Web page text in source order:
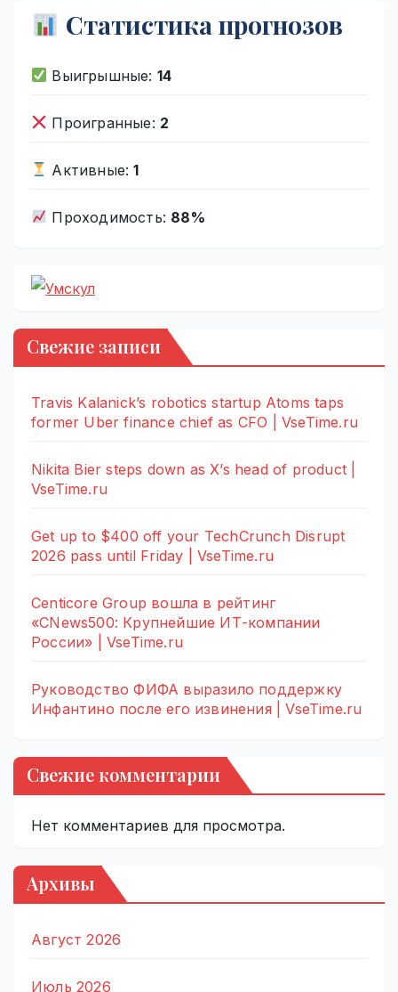
Статистика прогнозов
Выигрышные: 14
Проигранные: 2
Активные:1
Проходимость: 88%
Свежие записи
Travis Kalanick’s robotics startup Atoms taps
former Uber finance chief as CFO | VseTime.ru
Nikita Bier steps down as X’s head of product |
VseTime.ru
Get up to $400 off your TechCrunch Disrupt
2026 pass until Friday | VseTime.ru
Centicore Group вошла в рейтинг
«CNews500: Крупнейшие ИТ-компании
России» | VseTime.ru
Руководство ФИФА выразило поддержку
Инфантино после его извинения | VseTime.ru
Свежие комментарии
Нет комментариев для просмотра.
Архивы
Август 2026
Июль 2026